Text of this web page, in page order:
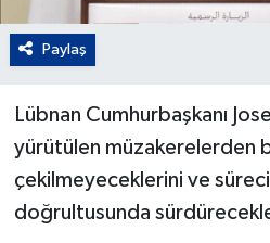
Paylaş
Lübnan Cumhurbaşkanı
yürütülen müzakerelerden
çekilmeyeceklerini ve süreci
doğrultusunda